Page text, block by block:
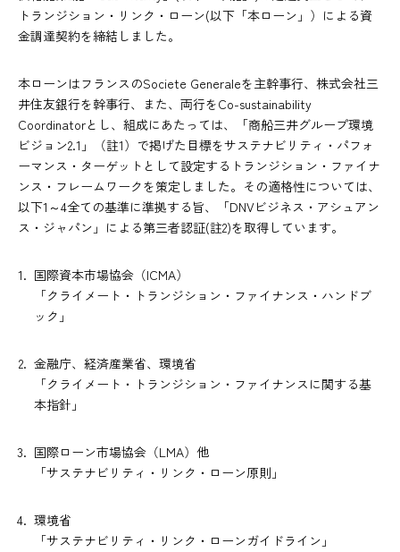
トランジション・リンク・ローン(以下「本ローン」）による資
金調達契約を締結しました。
本ローンはフランスのSociete Generaleを主幹事行、株式会社三
井住友銀行を幹事行、また、両行をCo-sustainability
Coordinatorとし、組成にあたっては、「商船三井グループ環境
ビジョン2.1」（註1）で掲げた目標をサステナビリティ・パフォ
ーマンス・ターゲットとして設定するトランジション・ファイナ
ンス・フレームワークを策定しました。その適格性については、
以下1～4全ての基準に準拠する旨、「DNVビジネス・アシュアン
ス・ジャパン」による第三者認証(註2)を取得しています。
国際資本市場協会（ICMA）
「クライメート・トランジション・ファイナンス・ハンドブ
ック」
金融庁、経済産業省、環境省
「クライメート・トランジション・ファイナンスに関する基
本指針」
国際ローン市場協会（LMA）他
「サステナビリティ・リンク・ローン原則」
環境省
「サステナビリティ・リンク・ローンガイドライン」